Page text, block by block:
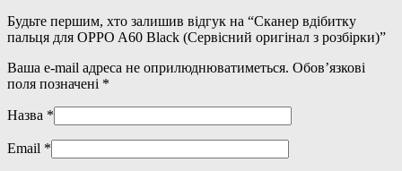
Будьте першим, хто залишив відгук на “Сканер вдібитку
пальця для OPPO A60 Black (Сервісний оригінал з розбірки)”
Ваша e-mail адреса не оприлюднюватиметься. Обов’язкові
поля позначені *
Назва *
Email *